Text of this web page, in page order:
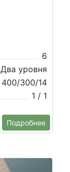
6
Два уровня
400/300/14
1 / 1
Подробнее